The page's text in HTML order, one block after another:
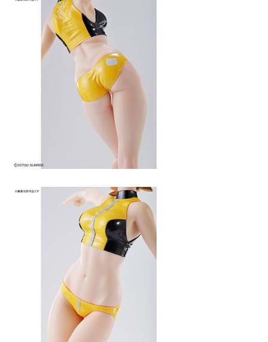
建設×テクノロジーの最前線
ちょっと気になるネットの話題